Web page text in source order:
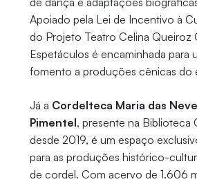
Apoiado pela Lei de Incentivo à
do Projeto Teatro Celina Queiroz
Espetáculos é encaminhada para
fomento a produções cênicas do
Já a Cordelteca Maria das
Pimentel, presente na Biblioteca
desde 2019, é um espaço
para as produções histórico-
de cordel. Com acervo de 1.606